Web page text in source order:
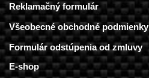
Reklamačný formulár
Všeobecné obchodné podmienky
Formulár odstúpenia od zmluvy
E-shop